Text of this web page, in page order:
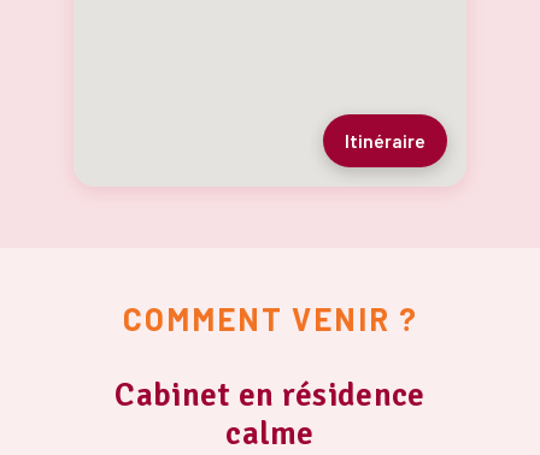
Itinéraire
COMMENT VENIR ?
Cabinet en résidence
calme